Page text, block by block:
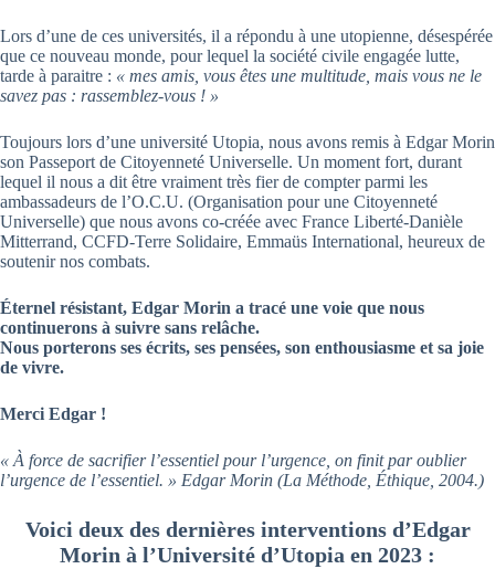
Lors d’une de ces universités, il a répondu à une utopienne, désespérée
que ce nouveau monde, pour lequel la société civile engagée lutte,
tarde à paraitre : « mes amis, vous êtes une multitude, mais vous ne le
savez pas : rassemblez-vous ! »
Toujours lors d’une université Utopia, nous avons remis à Edgar Morin
son Passeport de Citoyenneté Universelle. Un moment fort, durant
lequel il nous a dit être vraiment très fier de compter parmi les
ambassadeurs de l’O.C.U. (Organisation pour une Citoyenneté
Universelle) que nous avons co-créée avec France Liberté-Danièle
Mitterrand, CCFD-Terre Solidaire, Emmaüs International, heureux de
soutenir nos combats.
Éternel résistant, Edgar Morin a tracé une voie que nous
continuerons à suivre sans relâche.
Nous porterons ses écrits, ses pensées, son enthousiasme et sa joie
de vivre.
Merci Edgar !
« À force de sacrifier l’essentiel pour l’urgence, on finit par oublier
l’urgence de l’essentiel. » Edgar Morin (La Méthode, Éthique, 2004.)
Voici deux des dernières interventions d’Edgar
Morin à l’Université d’Utopia en 2023 :